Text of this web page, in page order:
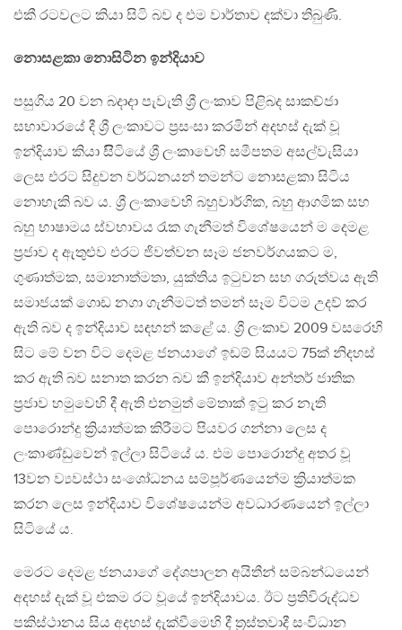
එකී රටවලට කියා සිටි බව ද එම වාර්තාව දක්වා තිබුණි.
නොසළකා නොසිටින ඉන්දියාව
පසුගිය 20 වන බදාදා පැවැති ශ්‍රී ලංකාව පිළිබද සාකච්ජා
සභාවාරයේ දී ශ්‍රී ලංකාවට ප්‍රසංසා කරමින් අදහස් දැක් වූ
ඉන්දියාව කියා සිිටියේ ශ්‍රී ලංකාවෙහි සමීපතම අසල්වැසියා
ලෙස එරට සිදුවන වර්ධනයන් තමන්ට නොසළකා සිටිය
නොහැකි බව ය. ශ්‍රී ලංකාවෙහි බහුවාර්ගික, බහු ආගමික සහ
බහු භාෂාමය ස්වභාවය රැක ගැනීමත් විශේෂයෙන් ම දෙමළ
ප්‍රජාව ද ඇතුළුව එරට ජිවත්වන සෑම ජනවර්ගයකට ම,
ගුණාත්මක, සමානාත්මතා, යුක්තිය ඉටුවන සහ ගරුත්වය ඇති
සමාජයක් ගොඩ නගා ගැනීමටත් තමන් සෑම විටම උදව් කර
ඇති බව ද ඉන්දියාව සඳහන් කළේ ය. ශ්‍රී ලංකාව 2009 වසරෙහි
සිට මේ වන විට දෙමළ ජනයාගේ ඉඩම් සියයට 75ක් නිදහස්
කර ඇති බව සනාත කරන බව කී ඉන්දියාව අන්තර් ජාතික
ප්‍රජාව හමුවෙහි දී ඇති එනමුත් මේතාක් ඉටු කර නැති
පොරොන්දු ක්‍රියාත්මක කිරීමට පියවර ගන්නා ලෙස ද
ලංකාණ්ඩුවෙන් ඉල්ලා සිටියේ ය. එම පොරොන්දු අතර වූ
13වන ව්‍යවස්ථා සංශෝධනය සම්පූර්ණයෙන්ම ක්‍රියාත්මක
කරන ලෙස ඉන්දියාව විශේෂයෙන්ම අවධාරණයෙන් ඉල්ලා
සිටියේ ය.
මෙරට දෙමළ ජනයාගේ දේශපාලන අයිතීන් සම්බන්ධයෙන්
අදහස් දැක් වූ එකම රට වූයේ ඉන්දියාවය. ඊට ප්‍රතිවිරුද්ධව
පකිස්ථානය සිය අදහස් දැක්වීමෙහි දී ත්‍රස්තවාදී සංවිධාන